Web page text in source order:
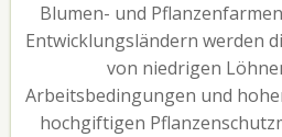
Blumen- und
Entwicklungsländern werden
von niedrigen
Arbeitsbedingungen und
hochgiftigen